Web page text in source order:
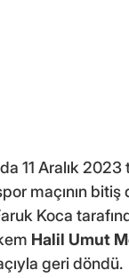
11 Aralık
maçının bitiş
Koca
Halil Umut
geri döndü.